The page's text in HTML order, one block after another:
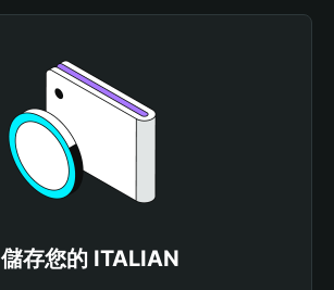
儲存您的 ITALIAN